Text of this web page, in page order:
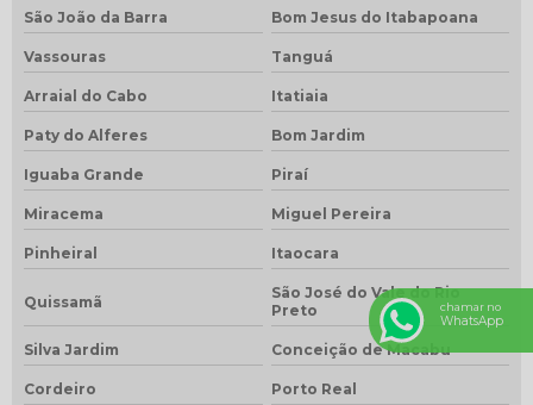
São João da Barra Bom Jesus do Itabapoana
Vassouras Tanguá
Arraial do Cabo Itatiaia
Paty do Alferes Bom Jardim
Iguaba Grande Piraí
Miracema Miguel Pereira
Pinheiral Itaocara
Quissamã
São José do Vale do Rio
Preto
Silva Jardim Conceição de Macabu
Cordeiro Porto Real
chamar no
WhatsApp